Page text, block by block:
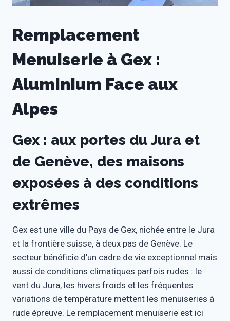
Remplacement
Menuiserie à Gex :
Aluminium Face aux
Alpes
Gex : aux portes du Jura et
de Genève, des maisons
exposées à des conditions
extrêmes
Gex est une ville du Pays de Gex, nichée entre le Jura
et la frontière suisse, à deux pas de Genève. Le
secteur bénéficie d’un cadre de vie exceptionnel mais
aussi de conditions climatiques parfois rudes : le
vent du Jura, les hivers froids et les fréquentes
variations de température mettent les menuiseries à
rude épreuve. Le remplacement menuiserie est ici